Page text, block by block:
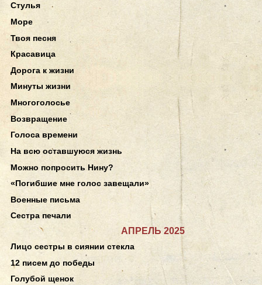
Стулья
Море
Твоя песня
Красавица
Дорога к жизни
Минуты жизни
Многоголосье
Возвращение
Голоса времени
На всю оставшуюся жизнь
Можно попросить Нину?
«Погибшие мне голос завещали»
Военные письма
Сестра печали
АПРЕЛЬ 2025
Лицо сестры в сиянии стекла
12 писем до победы
Голубой щенок